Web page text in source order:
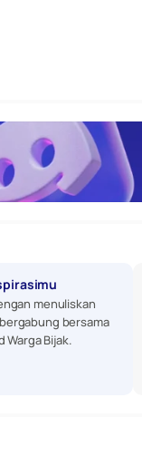
menuliskan
bersama
Warga Bijak.